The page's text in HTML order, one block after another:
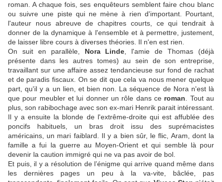
roman. A chaque fois, ses enquêteurs semblent faire chou blanc
ou suivre une piste qui ne mène à rien d'important. Pourtant,
l'auteur nous abreuve de chapitres courts, ce qui tendrait à
donner de la dynamique à l'ensemble et à permettre, justement,
de laisser libre cours à diverses théories. Il n'en est rien.
On suit en parallèle, Nora Linde , l'amie de Thomas (déjà
présente dans les autres tomes) au sein de son entreprise,
travaillant sur une affaire assez tendancieuse sur fond de rachat
et de paradis fiscaux. On se dit que cela va nous mener quelque
part, qu'il y a un lien, et bien non. La séquence de Nora n'est là
que pour meubler et lui donner un rôle dans ce roman . Tout au
plus, son rabibochage avec son ex-mari Henrik parait intéressant.
Il y a ensuite la blonde de l'extrême-droite qui est affublée des
poncifs habituels, un bras droit issu des suprémacistes
américains, un mari faiblard. Il y a bien sûr, le flic, Aram, dont la
famille a fui la guerre au Moyen-Orient et qui semble là pour
devenir la caution immigré qui ne va pas avoir de bol.
Et puis, il y a résolution de l’énigme qui arrive quand même dans
les dernières pages un peu à la va-vite, bâclée, pas